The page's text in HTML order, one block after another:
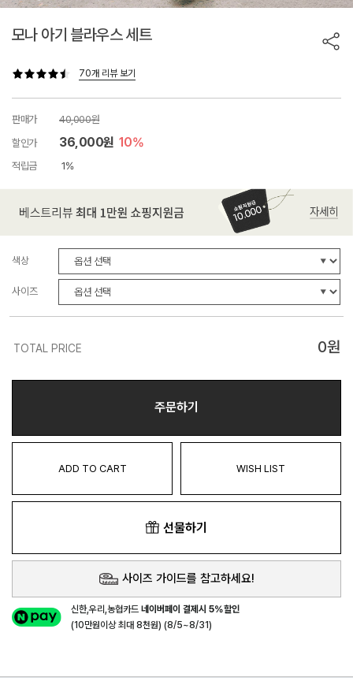
모나 아기 블라우스 세트
70개 리뷰 보기
판매가
40,000원
할인가
36,000원 10%
적립금 1%
색상
사이즈
TOTAL PRICE 0원
주문하기
ADD TO CART WISH LIST
선물하기
사이즈 가이드를 참고하세요!
신한,우리,농협카드네이버페이 결제시 5%할인
(10만원이상 최대 8천원) (8/5~8/31)